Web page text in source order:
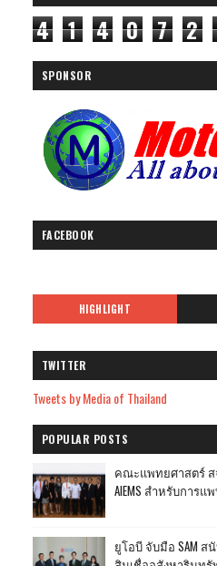
4 1 4 0 7 2
SPONSOR
FACEBOOK
HIGHLIGHT
TWITTER
Tweets by Media of Thailand
POPULAR POSTS
คณะแพทยศาสตร์ ส
AIEMS สำหรับการ
ยูโอบี จับมือ SAM ส